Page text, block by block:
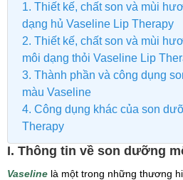
1. Thiết kế, chất son và mùi
dạng hủ Vaseline Lip Therapy
2. Thiết kế, chất son và mùi
môi dạng thỏi Vaseline Lip
3. Thành phần và công dụng
màu Vaseline
4. Công dụng khác của son
Therapy
I. Thông tin về son dưỡng
Vaseline là một trong những thương